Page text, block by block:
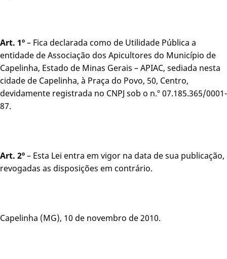
Art. 1º– Fica declarada como de Utilidade Pública a
entidade de Associação dos Apicultores do Município de
Capelinha, Estado de Minas Gerais – APIAC, sediada nesta
cidade de Capelinha, à Praça do Povo, 50, Centro,
devidamente registrada no CNPJ sob o n.º 07.185.365/0001-
87.
Art. 2º– Esta Lei entra em vigor na data de sua publicação,
revogadas as disposições em contrário.
Capelinha (MG), 10 de novembro de 2010.